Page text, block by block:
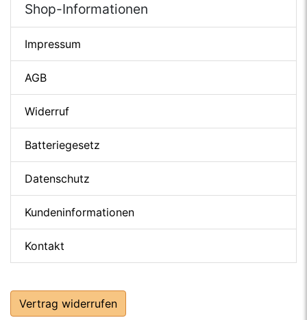
Shop-Informationen
Impressum
AGB
Widerruf
Batteriegesetz
Datenschutz
Kundeninformationen
Kontakt
Vertrag widerrufen